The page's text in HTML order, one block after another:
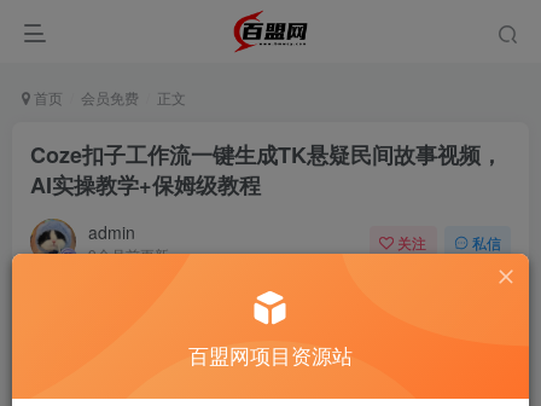
首页 会员免费 正文
Coze扣子工作流一键生成TK悬疑民间故事视频，
AI实操教学+保姆级教程
admin
9个月前更新
关注 私信
百盟网项目资源站